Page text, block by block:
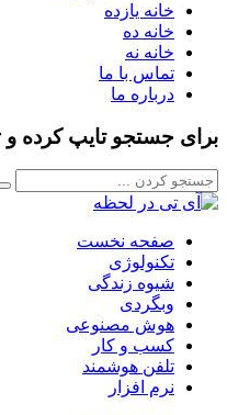
خانه یازده
خانه ده
خانه نه
تماس با ما
درباره ما
برای جستجو تایپ کرده و Enter را بزنید
صفحه نخست
تکنولوژی
شیوه زندگی
وبگردی
هوش مصنوعی
کسب و کار
تلفن هوشمند
نرم افزار